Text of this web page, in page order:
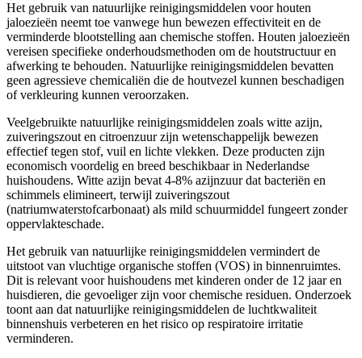
Het gebruik van natuurlijke reinigingsmiddelen voor houten
jaloezieën neemt toe vanwege hun bewezen effectiviteit en de
verminderde blootstelling aan chemische stoffen. Houten jaloezieën
vereisen specifieke onderhoudsmethoden om de houtstructuur en
afwerking te behouden. Natuurlijke reinigingsmiddelen bevatten
geen agressieve chemicaliën die de houtvezel kunnen beschadigen
of verkleuring kunnen veroorzaken.
Veelgebruikte natuurlijke reinigingsmiddelen zoals witte azijn,
zuiveringszout en citroenzuur zijn wetenschappelijk bewezen
effectief tegen stof, vuil en lichte vlekken. Deze producten zijn
economisch voordelig en breed beschikbaar in Nederlandse
huishoudens. Witte azijn bevat 4-8% azijnzuur dat bacteriën en
schimmels elimineert, terwijl zuiveringszout
(natriumwaterstofcarbonaat) als mild schuurmiddel fungeert zonder
oppervlakteschade.
Het gebruik van natuurlijke reinigingsmiddelen vermindert de
uitstoot van vluchtige organische stoffen (VOS) in binnenruimtes.
Dit is relevant voor huishoudens met kinderen onder de 12 jaar en
huisdieren, die gevoeliger zijn voor chemische residuen. Onderzoek
toont aan dat natuurlijke reinigingsmiddelen de luchtkwaliteit
binnenshuis verbeteren en het risico op respiratoire irritatie
verminderen.